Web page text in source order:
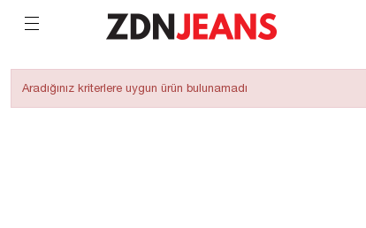
Aradığınız kriterlere uygun ürün bulunamadı